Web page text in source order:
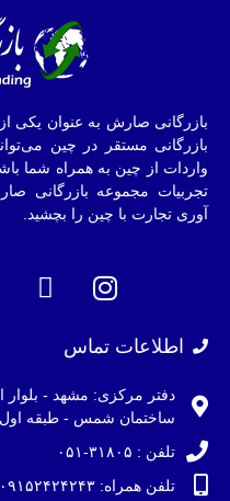
بازرگانی صارش به عنوان یکی
بازرگانی مستقر در چین
واردات از چین به همراه شما باشد
تجربیات مجموعه بازرگانی
آوری تجارت با چین را بچشید.
اطلاعات تماس
ساختمان شمس - طبقه اول
تلفن : ۳۱۸۰۵-۰۵۱
تلفن همراه: ۰۹۱۵۲۴۲۴۲۴۳